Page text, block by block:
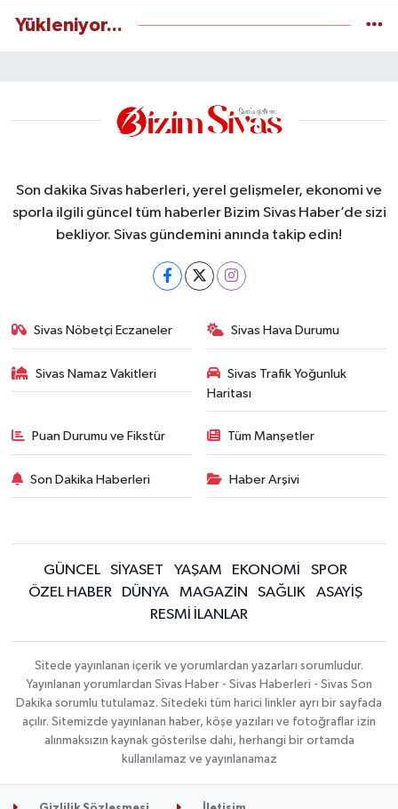
Yükleniyor...
Son dakika Sivas haberleri, yerel gelişmeler, ekonomi ve
sporla ilgili güncel tüm haberler Bizim Sivas Haber’de sizi
bekliyor. Sivas gündemini anında takip edin!
Sivas Nöbetçi Eczaneler Sivas Hava Durumu
Sivas Namaz Vakitleri
Sivas Trafik Yoğunluk
Haritası
Puan Durumu ve Fikstür Tüm Manşetler
Son Dakika Haberleri Haber Arşivi
GÜNCEL SİYASET YAŞAM EKONOMİ
SPOR
ÖZEL HABER
DÜNYA MAGAZİN SAĞLIK
ASAYİŞ
RESMİ İLANLAR
Sitede yayınlanan içerik ve yorumlardan yazarları sorumludur.
Yayınlanan yorumlardan Sivas Haber - Sivas Haberleri - Sivas Son
Dakika sorumlu tutulamaz. Sitedeki tüm harici linkler ayrı bir sayfada
açılır. Sitemizde yayınlanan haber, köşe yazıları ve fotoğraflar izin
alınmaksızın kaynak gösterilse dahi, herhangi bir ortamda
kullanılamaz ve yayınlanamaz